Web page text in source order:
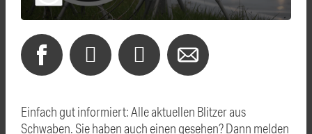
Einfach gut informiert: Alle aktuellen Blitzer aus
Schwaben. Sie haben auch einen gesehen? Dann melden